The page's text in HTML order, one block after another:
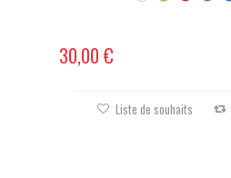
30,00 €
Liste de souhaits